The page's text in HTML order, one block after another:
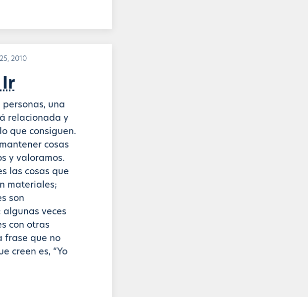
2010
personas, una
relacionada y
que consiguen.
cosas
y valoramos.
las cosas que
materiales;
son
algunas veces
con otras
frase que no
creen es, “Yo